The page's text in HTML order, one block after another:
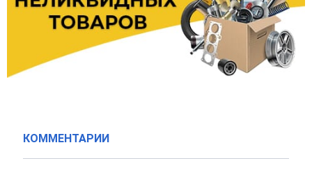
КОММЕНТАРИИ